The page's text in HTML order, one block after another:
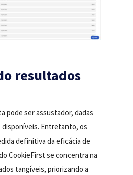
resultados
pode ser assustador, dadas
disponíveis. Entretanto, os
definitiva da eficácia de
CookieFirst se concentra na
tangíveis, priorizando a